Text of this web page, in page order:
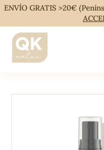
ENVÍO GRATIS >20€